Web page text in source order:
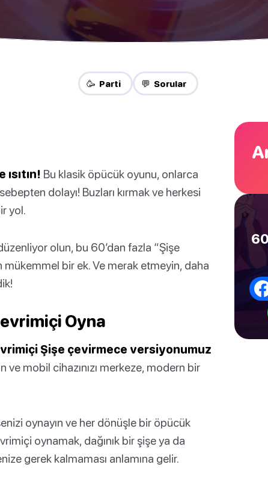
🥳 Parti 💬 Sorular
Bu klasik öpücük oyunu, onlarca
dolayı! Buzları kırmak ve herkesi
yol.
olun, bu 60’dan fazla “Şişe
bir ek. Ve merak etmeyin, daha
Oyna
Şişe çevirmece versiyonumuz
ve mobil cihazınızı merkeze, modern bir
oynayın ve her dönüşle bir öpücük
oynamak, dağınık bir şişe ya da
gerek kalmaması anlamına gelir.